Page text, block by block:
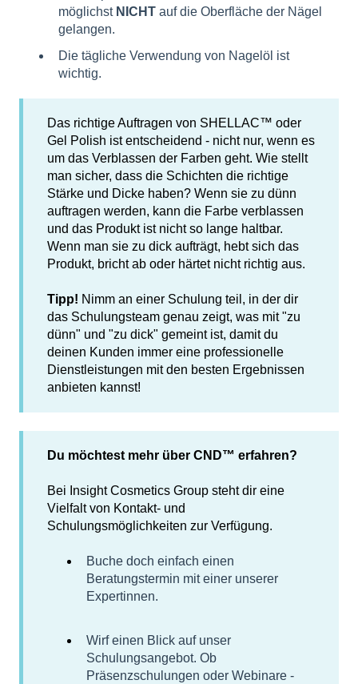
möglichst NICHT auf die Oberfläche der Nägel
gelangen.
Die tägliche Verwendung von Nagelöl ist
wichtig.
Das richtige Auftragen von SHELLAC™ oder
Gel Polish ist entscheidend - nicht nur, wenn es
um das Verblassen der Farben geht. Wie stellt
man sicher, dass die Schichten die richtige
Stärke und Dicke haben? Wenn sie zu dünn
auftragen werden, kann die Farbe verblassen
und das Produkt ist nicht so lange haltbar.
Wenn man sie zu dick aufträgt, hebt sich das
Produkt, bricht ab oder härtet nicht richtig aus.
Tipp! Nimm an einer Schulung teil, in der dir
das Schulungsteam genau zeigt, was mit "zu
dünn" und "zu dick" gemeint ist, damit du
deinen Kunden immer eine professionelle
Dienstleistungen mit den besten Ergebnissen
anbieten kannst!
Du möchtest mehr über CND™ erfahren?
Bei Insight Cosmetics Group steht dir eine
Vielfalt von Kontakt- und
Schulungsmöglichkeiten zur Verfügung.
Buche doch einfach einen
Beratungstermin mit einer unserer
Expertinnen.
Wirf einen Blick auf unser
Schulungsangebot. Ob
Präsenzschulungen oder Webinare -